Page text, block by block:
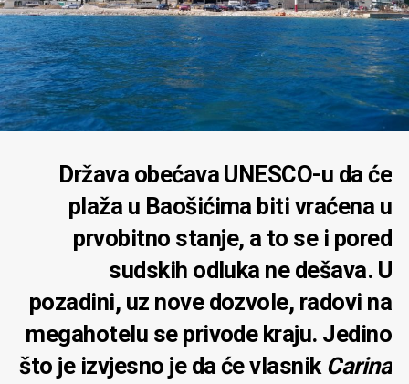
Država obećava UNESCO-u da će
plaža u Baošićima biti vraćena u
prvobitno stanje, a to se i pored
sudskih odluka ne dešava. U
pozadini, uz nove dozvole, radovi na
megahotelu se privode kraju. Jedino
što je izvjesno je da će vlasnik Carina